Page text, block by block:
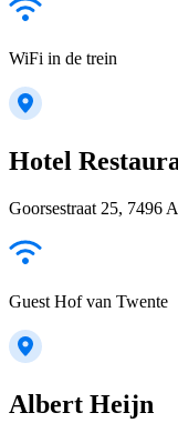
WiFi in de trein
Hotel
Goorsestraat 25, 7496
Guest Hof van Twente
Albert Heijn